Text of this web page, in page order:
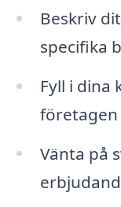
Beskriv
specifika
Fyll i
företagen
Vänta på